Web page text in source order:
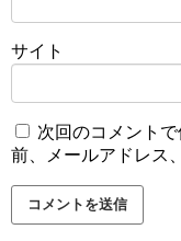
サイト
次回のコメント
前、メールアドレス